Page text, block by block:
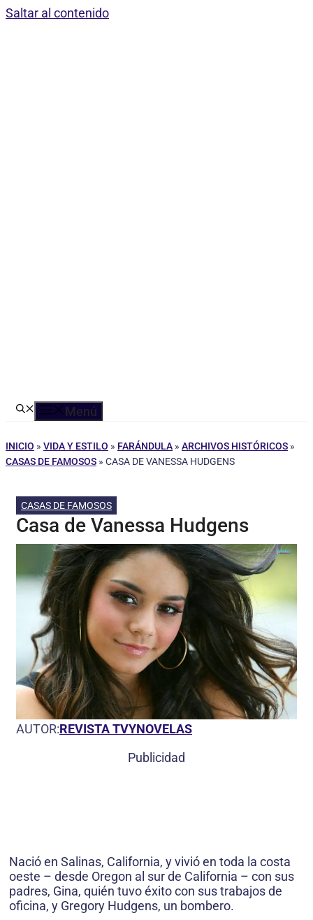
Saltar al contenido
Menú
INICIO » VIDA Y ESTILO » FARÁNDULA » ARCHIVOS HISTÓRICOS »
CASAS DE FAMOSOS » CASA DE VANESSA HUDGENS
CASAS DE FAMOSOS
Casa de Vanessa Hudgens
AUTOR:REVISTA TVYNOVELAS
Publicidad
Nació en Salinas, California, y vivió en toda la costa
oeste – desde Oregon al sur de California – con sus
padres, Gina, quién tuvo éxito con sus trabajos de
oficina, y Gregory Hudgens, un bombero.